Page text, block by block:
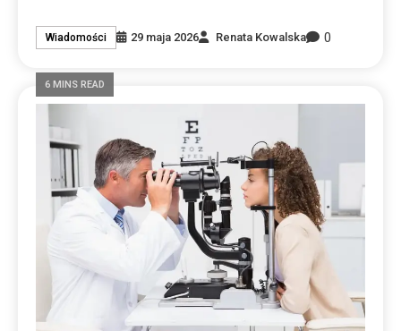
Wiadomości 29 maja 2026 Renata Kowalska 0
6 MINS READ